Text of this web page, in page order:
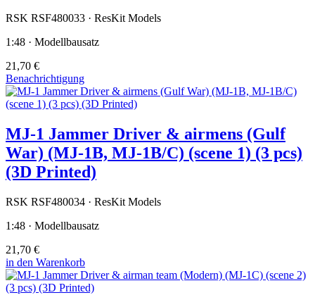
RSK RSF480033 · ResKit Models
1:48 · Modellbausatz
21,70 €
Benachrichtigung
MJ-1 Jammer Driver & airmens (Gulf
War) (MJ-1B, MJ-1B/C) (scene 1) (3 pcs)
(3D Printed)
RSK RSF480034 · ResKit Models
1:48 · Modellbausatz
21,70 €
in den Warenkorb